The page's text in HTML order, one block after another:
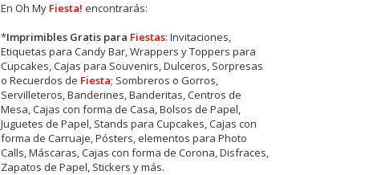
En Oh My Fiesta!encontrarás:
*Imprimibles Gratis para Fiestas: Invitaciones,
Etiquetas para Candy Bar, Wrappers y Toppers para
Cupcakes, Cajas para Souvenirs, Dulceros, Sorpresas
o Recuerdos de Fiesta; Sombreros o Gorros,
Servilleteros, Banderines, Banderitas, Centros de
Mesa, Cajas con forma de Casa, Bolsos de Papel,
Juguetes de Papel, Stands para Cupcakes, Cajas con
forma de Carruaje, Pósters, elementos para Photo
Calls, Máscaras, Cajas con forma de Corona, Disfraces,
Zapatos de Papel, Stickers y más.